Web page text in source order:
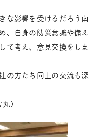
な影響を受けるだろう南
、自身の防災意識や備え
て考え、意見交換をしま
の方たち同士の交流も深
丸)